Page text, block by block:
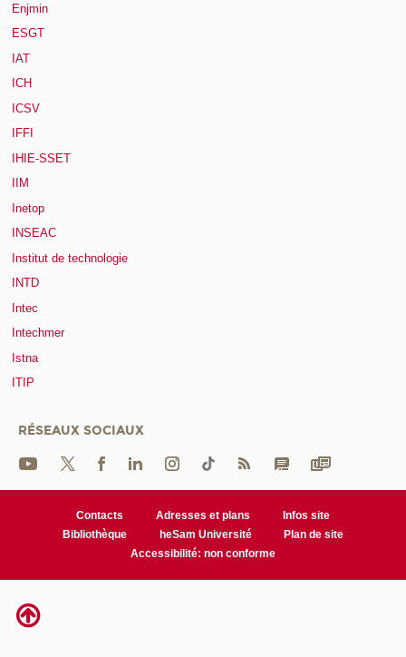
Enjmin
ESGT
IAT
ICH
ICSV
IFFI
IHIE-SSET
IIM
Inetop
INSEAC
Institut de technologie
INTD
Intec
Intechmer
Istna
ITIP
RÉSEAUX SOCIAUX
Contacts Adresses et plans
Infos site
Bibliothèque
heSam Université
Plan de site
Accessibilité: non conforme